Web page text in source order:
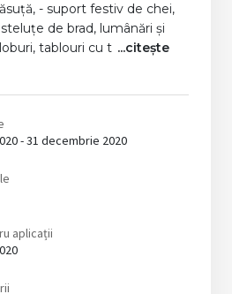
- suport festiv de chei,
de brad, lumânări și
tablouri cu t ...citește
- 31 decembrie 2020
aplicații